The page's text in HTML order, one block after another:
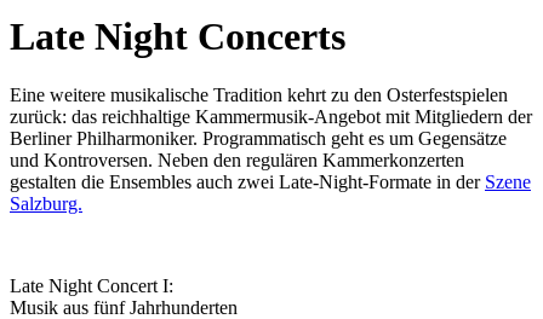
Late Night Concerts
Eine weitere musikalische Tradition kehrt zu den Osterfestspielen
zurück: das reichhaltige Kammermusik-Angebot mit Mitgliedern der
Berliner Philharmoniker. Programmatisch geht es um Gegensätze
und Kontroversen. Neben den regulären Kammerkonzerten
gestalten die Ensembles auch zwei Late-Night-Formate in der Szene
Salzburg.
Late Night Concert I:
Musik aus fünf Jahrhunderten